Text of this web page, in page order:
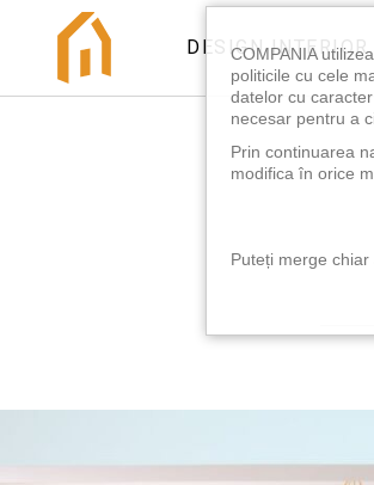
DESIGN INTERIOR
COMPANIA
politicile cu cele
datelor cu
necesar pentru a
Prin continuarea
modifica în orice
Puteți merge